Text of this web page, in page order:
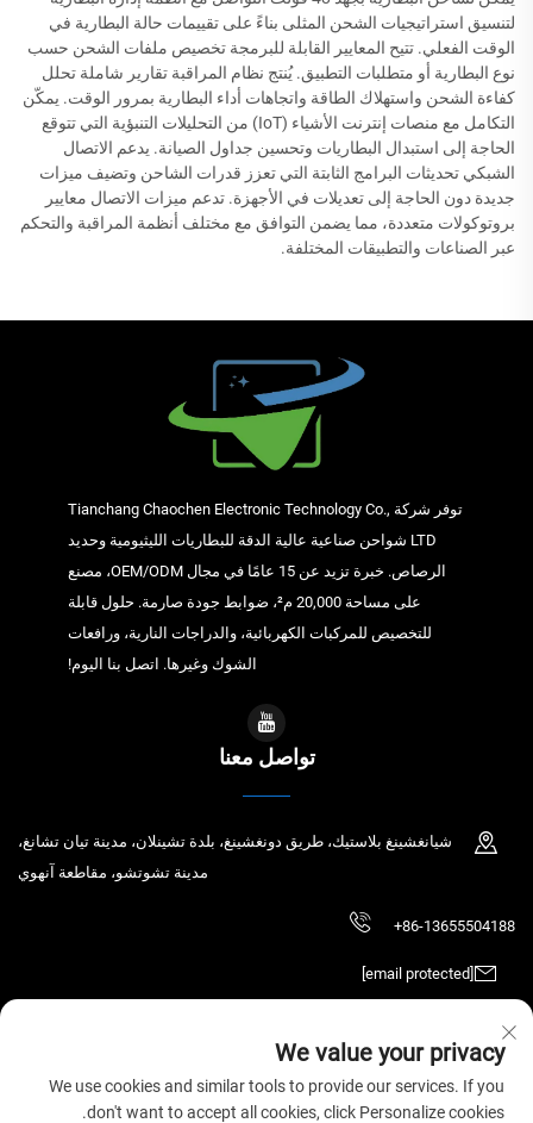
لتنسيق استراتيجيات الشحن المثلى بناءً على تقييمات حالة البطارية في
الوقت الفعلي. تتيح المعايير القابلة للبرمجة تخصيص ملفات الشحن حسب
نوع البطارية أو متطلبات التطبيق. يُنتج نظام المراقبة تقارير شاملة تحلل
كفاءة الشحن واستهلاك الطاقة واتجاهات أداء البطارية بمرور الوقت. يمكّن
التكامل مع منصات إنترنت الأشياء (IoT) من التحليلات التنبؤية التي تتوقع
الحاجة إلى استبدال البطاريات وتحسين جداول الصيانة. يدعم الاتصال
الشبكي تحديثات البرامج الثابتة التي تعزز قدرات الشاحن وتضيف ميزات
جديدة دون الحاجة إلى تعديلات في الأجهزة. تدعم ميزات الاتصال معايير
بروتوكولات متعددة، مما يضمن التوافق مع مختلف أنظمة المراقبة والتحكم
عبر الصناعات والتطبيقات المختلفة.
توفر شركة Tianchang Chaochen Electronic Technology Co.,
LTD شواحن صناعية عالية الدقة للبطاريات الليثيومية وحديد
الرصاص. خبرة تزيد عن 15 عامًا في مجال OEM/ODM، مصنع
على مساحة 20,000 م²، ضوابط جودة صارمة. حلول قابلة
للتخصيص للمركبات الكهربائية، والدراجات النارية، ورافعات
الشوك وغيرها. اتصل بنا اليوم!
تواصل معنا
شيانغشينغ بلاستيك، طريق دونغشينغ، بلدة تشينلان، مدينة تيان تشانغ،
مدينة تشوتشو، مقاطعة آنهوي
+86-13655504188
حقوق الطبع والنشر © 2025 تيان تشانغ تشاوتشين للتكنولوجيا الإلكترونية المحدودة.
جميع الحقوق محفوظة.سياسة الخصوصية
We value your privacy
We use cookies and similar tools to provide our services. If you
don't want to accept all cookies, click Personalize cookies.